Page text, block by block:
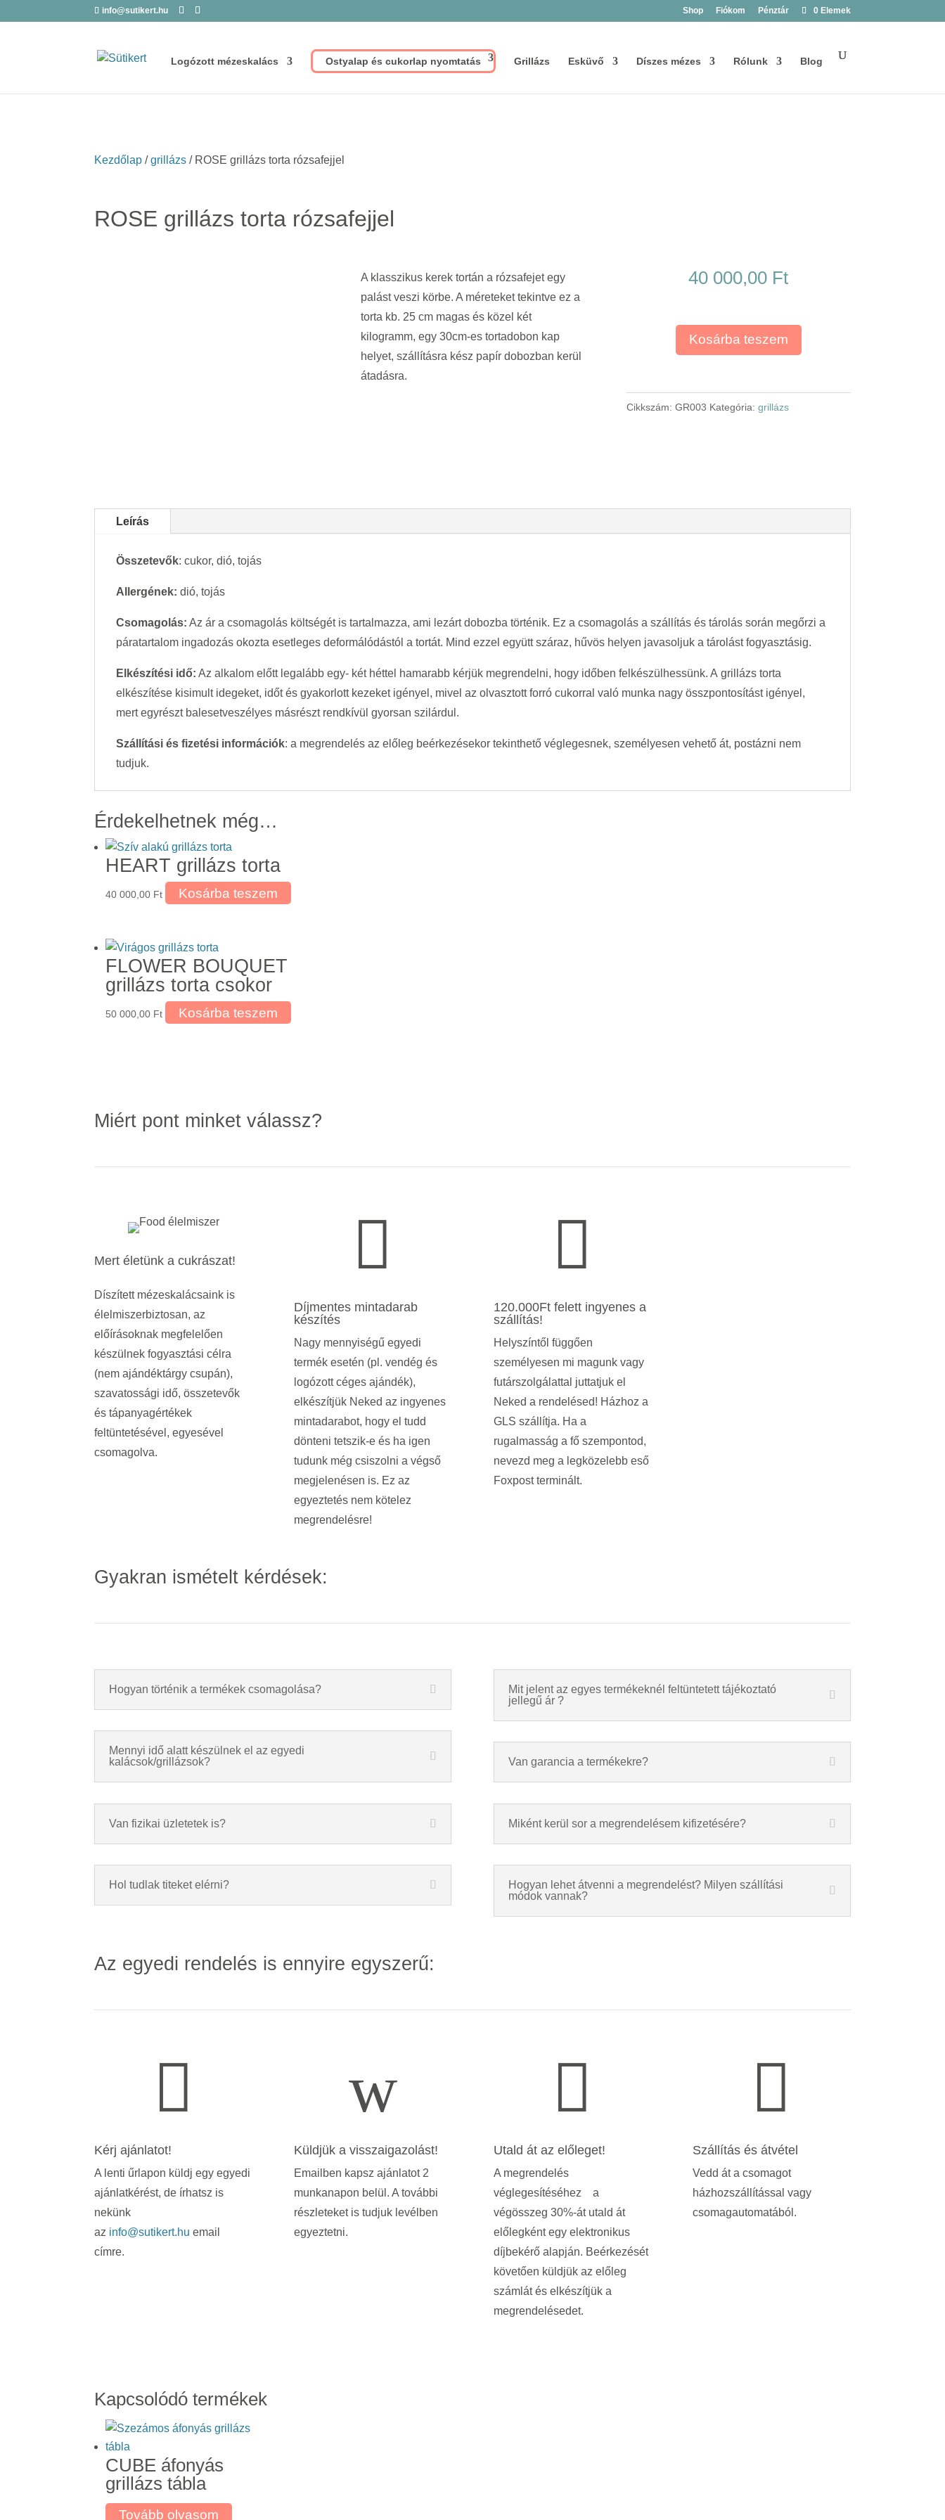
info@sutikert.hu Shop Fiókom Pénztár 0 Elemek
Logózott mézeskalács Ostyalap és cukorlap nyomtatás Grillázs Esküvő Díszes mézes Rólunk Blog
Kezdőlap /grillázs / ROSE grillázs torta rózsafejjel
ROSE grillázs torta rózsafejjel
A klasszikus kerek tortán a rózsafejet egy
palást veszi körbe. A méreteket tekintve ez a
torta kb. 25 cm magas és közel két
kilogramm, egy 30cm-es tortadobon kap
helyet, szállításra kész papír dobozban kerül
átadásra.
40 000,00 Ft
Kosárba teszem
Cikkszám: GR003 Kategória: grillázs
Leírás
Összetevők: cukor, dió, tojás
Allergének: dió, tojás
Csomagolás: Az ár a csomagolás költségét is tartalmazza, ami lezárt dobozba történik. Ez a csomagolás a szállítás és tárolás során megőrzi a
páratartalom ingadozás okozta esetleges deformálódástól a tortát. Mind ezzel együtt száraz, hűvös helyen javasoljuk a tárolást fogyasztásig.
Elkészítési idő: Az alkalom előtt legalább egy- két héttel hamarabb kérjük megrendelni, hogy időben felkészülhessünk. A grillázs torta
elkészítése kisimult idegeket, időt és gyakorlott kezeket igényel, mivel az olvasztott forró cukorral való munka nagy összpontosítást igényel,
mert egyrészt balesetveszélyes másrészt rendkívül gyorsan szilárdul.
Szállítási és fizetési információk: a megrendelés az előleg beérkezésekor tekinthető véglegesnek, személyesen vehető át, postázni nem
tudjuk.
Érdekelhetnek még…
HEART grillázs torta
40 000,00 Ft Kosárba teszem
FLOWER BOUQUET
grillázs torta csokor
50 000,00 Ft Kosárba teszem
Miért pont minket válassz?
Mert életünk a cukrászat!
Díszített mézeskalácsaink is
élelmiszerbiztosan, az
előírásoknak megfelelően
készülnek fogyasztási célra
(nem ajándéktárgy csupán),
szavatossági idő, összetevők
és tápanyagértékek
feltüntetésével, egyesével
csomagolva.

Díjmentes mintadarab
készítés
Nagy mennyiségű egyedi
termék esetén (pl. vendég és
logózott céges ajándék),
elkészítjük Neked az ingyenes
mintadarabot, hogy el tudd
dönteni tetszik-e és ha igen
tudunk még csiszolni a végső
megjelenésen is. Ez az
egyeztetés nem kötelez
megrendelésre!

120.000Ft felett ingyenes a
szállítás!
Helyszíntől függően
személyesen mi magunk vagy
futárszolgálattal juttatjuk el
Neked a rendelésed! Házhoz a
GLS szállítja. Ha a
rugalmasság a fő szempontod,
nevezd meg a legközelebb eső
Foxpost terminált.
Gyakran ismételt kérdések:
Hogyan történik a termékek csomagolása?
Mennyi idő alatt készülnek el az egyedi
kalácsok/grillázsok?
Van fizikai üzletetek is?
Hol tudlak titeket elérni?
Mit jelent az egyes termékeknél feltüntetett tájékoztató
jellegű ár ?
Van garancia a termékekre?
Miként kerül sor a megrendelésem kifizetésére?
Hogyan lehet átvenni a megrendelést? Milyen szállítási
módok vannak?
Az egyedi rendelés is ennyire egyszerű:

Kérj ajánlatot!
A lenti űrlapon küldj egy egyedi
ajánlatkérést, de írhatsz is
nekünk
az info@sutikert.hu email
címre.
w
Küldjük a visszaigazolást!
Emailben kapsz ajánlatot 2
munkanapon belül. A további
részleteket is tudjuk levélben
egyeztetni.

Utald át az előleget!
A megrendelés
véglegesítéséhez a
végösszeg 30%-át utald át
előlegként egy elektronikus
díjbekérő alapján. Beérkezését
követően küldjük az előleg
számlát és elkészítjük a
megrendelésedet.

Szállítás és átvétel
Vedd át a csomagot
házhozszállítással vagy
csomagautomatából.
Kapcsolódó termékek
CUBE áfonyás
grillázs tábla
Tovább olvasom